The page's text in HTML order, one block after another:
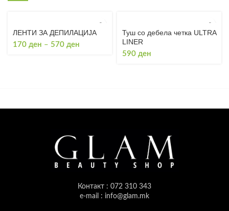
ЛЕНТИ ЗА ДЕПИЛАЦИЈА
170 ден – 570 ден
Туш со дебела четка ULTRA
LINER
590 ден
Контакт : 072 310 343
e-mail : info@glam.mk